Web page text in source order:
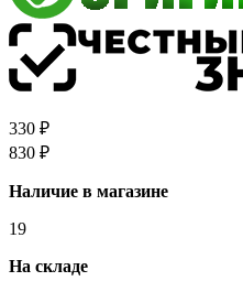
330 ₽
830 ₽
Наличие в магазине
19
На складе